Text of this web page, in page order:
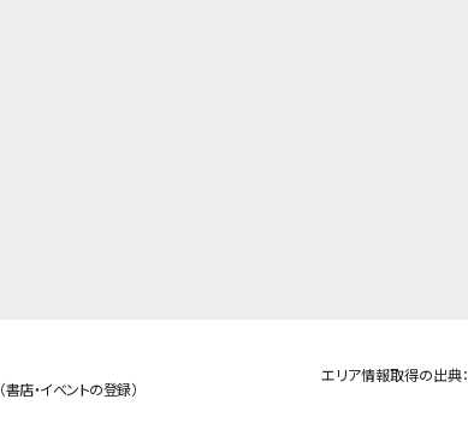
（書店・イベントの登録）
エリア情報取得の出典：